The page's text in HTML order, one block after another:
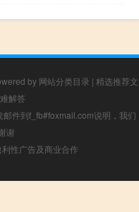
by 网站分类目录 | 精选推荐文
解答
件到f_fb#foxmail.com说明，我们
谢
性广告及商业合作